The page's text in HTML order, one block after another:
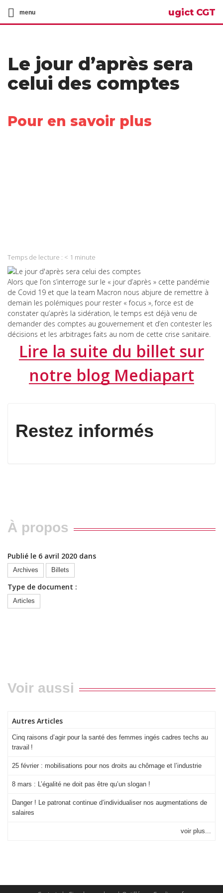
menu ugict CGT
Le jour d’après sera
celui des comptes
Pour en savoir plus
Email
Temps de lecture : < 1 minute
Alors que l’on s’interroge sur le « jour d’après » cette pandémie
de Covid 19 et que la team Macron nous abjure de remettre à
demain les polémiques pour rester « focus », force est de
constater qu’après la sidération, le temps est déjà venu de
demander des comptes au gouvernement et d’en contester les
décisions et les arbitrages faits au nom de cette crise sanitaire.
Lire la suite du billet sur
notre blog Mediapart
Restez informés
À propos
Publié le 6 avril 2020 dans
Archives Billets
Type de document :
Articles
Voir aussi
Autres Articles
Cinq raisons d’agir pour la santé des femmes ingés cadres techs au
travail !
25 février : mobilisations pour nos droits au chômage et l’industrie
8 mars : L’égalité ne doit pas être qu’un slogan !
Danger ! Le patronat continue d’individualiser nos augmentations de
salaires
voir plus...